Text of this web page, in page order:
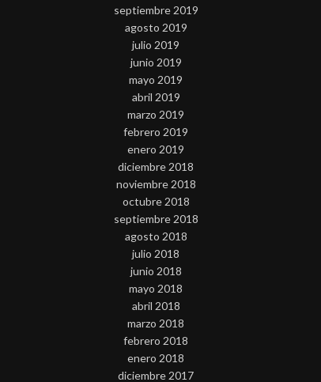
septiembre 2019
agosto 2019
julio 2019
junio 2019
mayo 2019
abril 2019
marzo 2019
febrero 2019
enero 2019
diciembre 2018
noviembre 2018
octubre 2018
septiembre 2018
agosto 2018
julio 2018
junio 2018
mayo 2018
abril 2018
marzo 2018
febrero 2018
enero 2018
diciembre 2017